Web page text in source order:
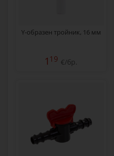
Y-образен тройник, 16 мм
1 19 €/бр.